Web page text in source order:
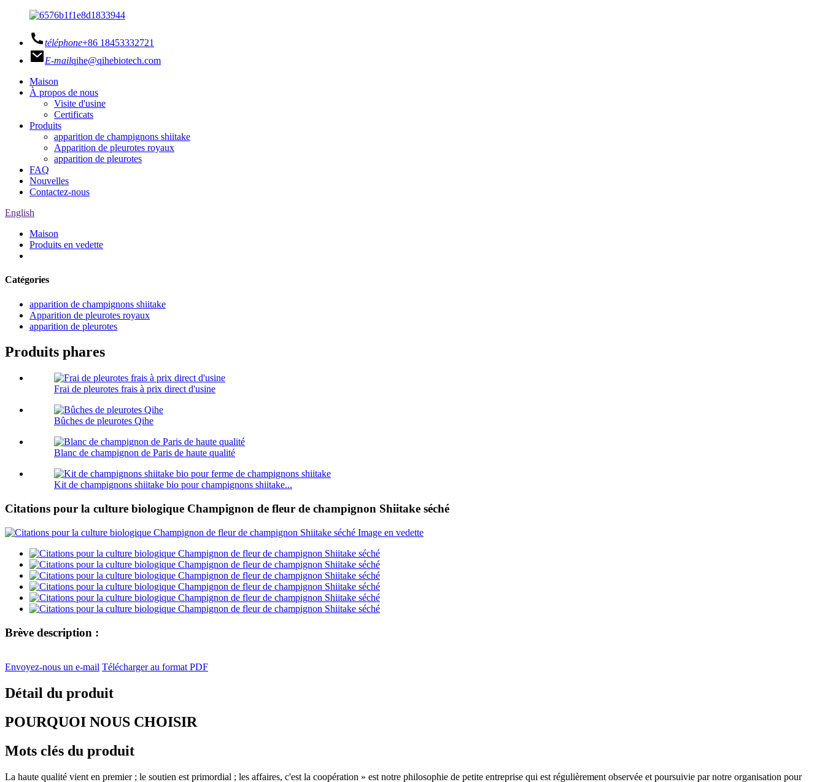
téléphone+86 18453332721
E-mailqihe@qihebiotech.com
Maison
À propos de nous
Visite d'usine
Certificats
Produits
apparition de champignons shiitake
Apparition de pleurotes royaux
apparition de pleurotes
FAQ
Nouvelles
Contactez-nous
English
Maison
Produits en vedette
Catégories
apparition de champignons shiitake
Apparition de pleurotes royaux
apparition de pleurotes
Produits phares
Frai de pleurotes frais à prix direct d'usine
Bûches de pleurotes Qihe
Blanc de champignon de Paris de haute qualité
Kit de champignons shiitake bio pour champignons shiitake...
Citations pour la culture biologique Champignon de fleur de champignon Shiitake séché
Brève description :
Envoyez-nous un e-mail Télécharger au format PDF
Détail du produit
POURQUOI NOUS CHOISIR
Mots clés du produit
La haute qualité vient en premier ; le soutien est primordial ; les affaires, c'est la coopération » est notre philosophie de petite entreprise qui est régulièrement observée et poursuivie par notre organisation pour